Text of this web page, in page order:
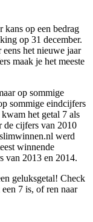
kans op een bedrag
op 31 december.
het nieuwe jaar
maak je het meeste
op sommige
sommige eindcijfers
het getal 7 als
de cijfers van 2010
werd
winnende
van 2013 en 2014.
geluksgetal! Check
7 is, of ren naar